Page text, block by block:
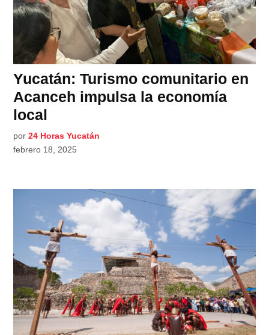
Yucatán: Turismo comunitario en
Acanceh impulsa la economía
local
por 24 Horas Yucatán
febrero 18, 2025